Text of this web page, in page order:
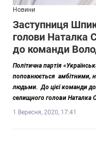
Новини
Заступниця
голови Наталка
до команди
Політична партія
поповнюється амбітними,
людьми. До цієї команди
селищного голови Наталка
1 Вересня, 2020, 17:41